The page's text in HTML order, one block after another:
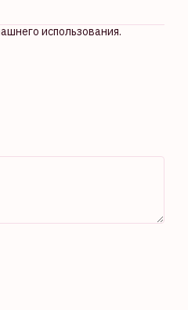
использования.